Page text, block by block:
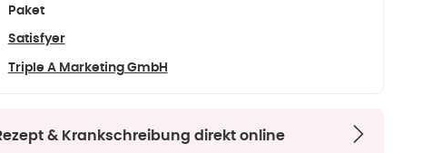
Paket
Satisfyer
Triple A Marketing GmbH
& Krankschreibung direkt online